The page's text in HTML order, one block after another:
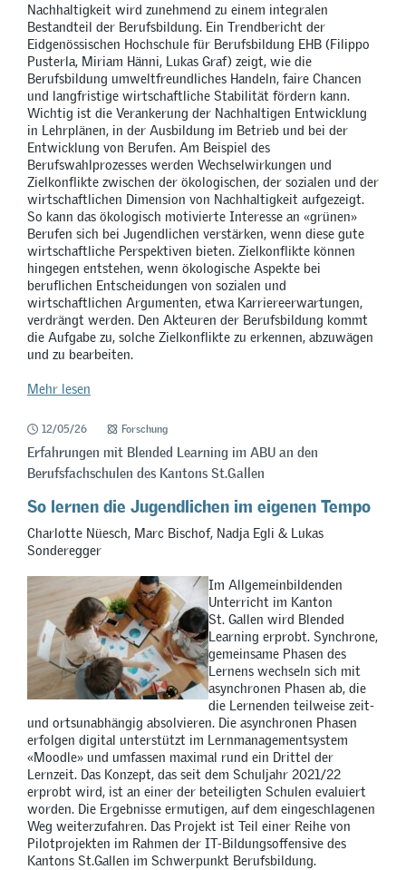
Nachhaltigkeit wird zunehmend zu einem integralen
Bestandteil der Berufsbildung. Ein Trendbericht der
Eidgenössischen Hochschule für Berufsbildung EHB (Filippo
Pusterla, Miriam Hänni, Lukas Graf) zeigt, wie die
Berufsbildung umweltfreundliches Handeln, faire Chancen
und langfristige wirtschaftliche Stabilität fördern kann.
Wichtig ist die Verankerung der Nachhaltigen Entwicklung
in Lehrplänen, in der Ausbildung im Betrieb und bei der
Entwicklung von Berufen. Am Beispiel des
Berufswahlprozesses werden Wechselwirkungen und
Zielkonflikte zwischen der ökologischen, der sozialen und der
wirtschaftlichen Dimension von Nachhaltigkeit aufgezeigt.
So kann das ökologisch motivierte Interesse an «grünen»
Berufen sich bei Jugendlichen verstärken, wenn diese gute
wirtschaftliche Perspektiven bieten. Zielkonflikte können
hingegen entstehen, wenn ökologische Aspekte bei
beruflichen Entscheidungen von sozialen und
wirtschaftlichen Argumenten, etwa Karriereerwartungen,
verdrängt werden. Den Akteuren der Berufsbildung kommt
die Aufgabe zu, solche Zielkonflikte zu erkennen, abzuwägen
und zu bearbeiten.
Mehr lesen
12/05/26 Forschung
Erfahrungen mit Blended Learning im ABU an den
Berufsfachschulen des Kantons St.Gallen
So lernen die Jugendlichen im eigenen Tempo
Charlotte Nüesch, Marc Bischof, Nadja Egli & Lukas
Sonderegger
Im Allgemeinbildenden
Unterricht im Kanton
St. Gallen wird Blended
Learning erprobt. Synchrone,
gemeinsame Phasen des
Lernens wechseln sich mit
asynchronen Phasen ab, die
die Lernenden teilweise zeit-
und ortsunabhängig absolvieren. Die asynchronen Phasen
erfolgen digital unterstützt im Lernmanagementsystem
«Moodle» und umfassen maximal rund ein Drittel der
Lernzeit. Das Konzept, das seit dem Schuljahr 2021/22
erprobt wird, ist an einer der beteiligten Schulen evaluiert
worden. Die Ergebnisse ermutigen, auf dem eingeschlagenen
Weg weiterzufahren. Das Projekt ist Teil einer Reihe von
Pilotprojekten im Rahmen der IT-Bildungsoffensive des
Kantons St.Gallen im Schwerpunkt Berufsbildung.